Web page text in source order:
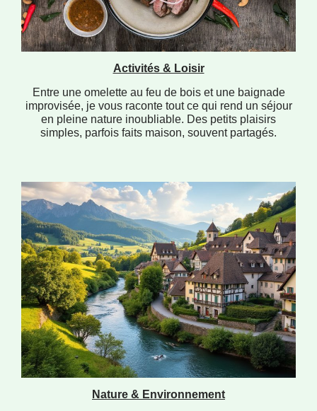
Activités & Loisir
Entre une omelette au feu de bois et une baignade
improvisée, je vous raconte tout ce qui rend un séjour
en pleine nature inoubliable. Des petits plaisirs
simples, parfois faits maison, souvent partagés.
Nature & Environnement